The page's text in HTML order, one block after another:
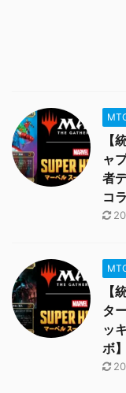
【
ャ
者
コ
【
タ
ッ
ボ】